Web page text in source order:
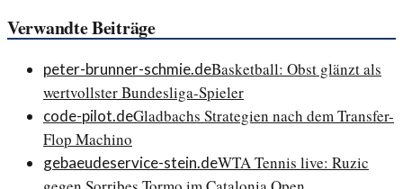
Verwandte Beiträge
peter-brunner-schmie.deBasketball: Obst glänzt als
wertvollster Bundesliga-Spieler
code-pilot.deGladbachs Strategien nach dem Transfer-
Flop Machino
gebaeudeservice-stein.deWTA Tennis live: Ruzic